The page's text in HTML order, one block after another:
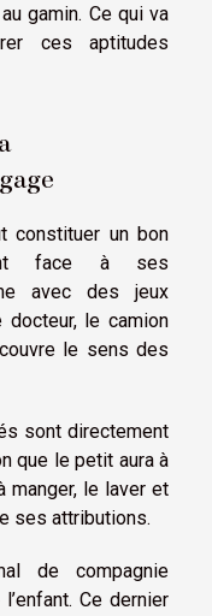
gamin. Ce qui va
ces aptitudes
constituer un bon
face à ses
avec des jeux
docteur, le camion
le sens des
sont directement
que le petit aura à
manger, le laver et
ses attributions.
de compagnie
Ce dernier